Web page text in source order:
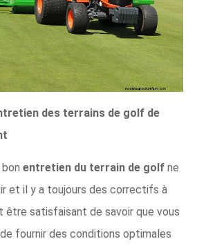
des terrains de golf de
entretien du terrain de golf ne
et il y a toujours des correctifs à
être satisfaisant de savoir que vous
fournir des conditions optimales